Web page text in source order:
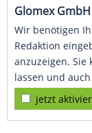
Glomex GmbH
Wir benötigen
Redaktion
anzuzeigen. Sie
lassen und
jetzt